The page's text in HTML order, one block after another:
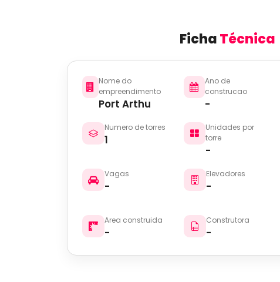
FichaTécnica
Nome do
empreendimento
Port Arthu
Ano de
construcao
-
Numero de torres
1
Unidades por
torre
-
Vagas
-
Elevadores
-
Area construida
-
Construtora
-